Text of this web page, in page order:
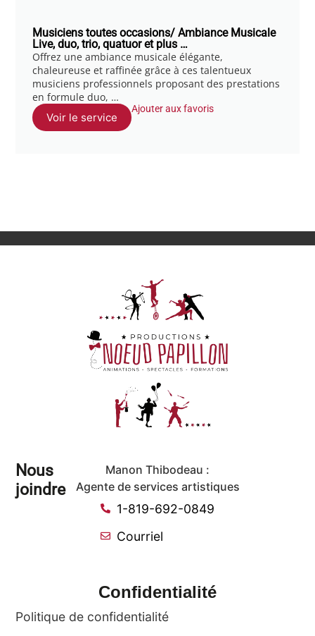
Musiciens toutes occasions/ Ambiance Musicale
Live, duo, trio, quatuor et plus …
Offrez une ambiance musicale élégante,
chaleureuse et raffinée grâce à ces talentueux
musiciens professionnels proposant des prestations
en formule duo, …
Voir le service
Ajouter aux favoris
Nous
joindre
Manon Thibodeau :
Agente de services artistiques
1-819-692-0849
Courriel
Confidentialité
Politique de confidentialité